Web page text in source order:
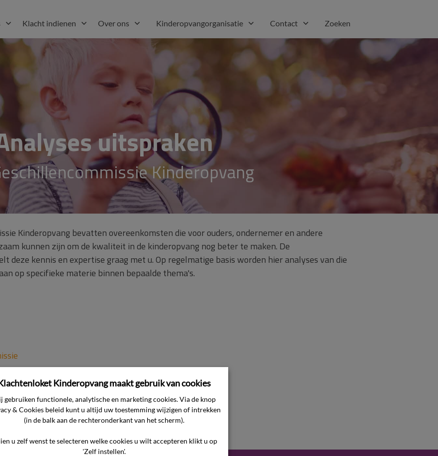
Klacht indienen Over ons Kinderopvangorganisatie Contact Zoeken
uitspraken
Kinderopvang
Kinderopvang bevatten overeenkomsten die voor ouders, ondernemer en andere
kunnen zijn om de kwaliteit in de kinderopvang nog beter te maken. De
deze kennis en expertise graag met u. Op regelmatige basis worden hier analyses van die
op specifieke materie binnen bepaalde thema's.
Kinderopvang maakt gebruik van cookies
gebruiken functionele, analytische en marketing cookies. Via de knop
& Cookies beleid kunt u altijd uw toestemming wijzigen of intrekken
(in de balk aan de rechteronderkant van het scherm).
u zelf wenst te selecteren welke cookies u wilt accepteren klikt u op
'Zelf instellen'.